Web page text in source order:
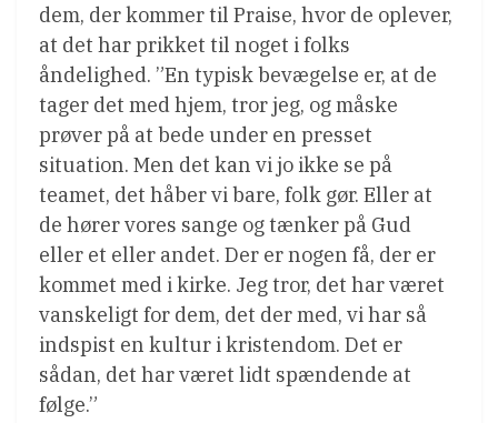
dem, der kommer til Praise, hvor de oplever,
at det har prikket til noget i folks
åndelighed. ”En typisk bevægelse er, at de
tager det med hjem, tror jeg, og måske
prøver på at bede under en presset
situation. Men det kan vi jo ikke se på
teamet, det håber vi bare, folk gør. Eller at
de hører vores sange og tænker på Gud
eller et eller andet. Der er nogen få, der er
kommet med i kirke. Jeg tror, det har været
vanskeligt for dem, det der med, vi har så
indspist en kultur i kristendom. Det er
sådan, det har været lidt spændende at
følge.”